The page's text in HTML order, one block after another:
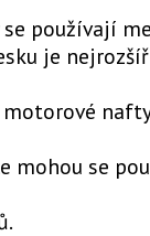
používají
je
motorové
mohou se